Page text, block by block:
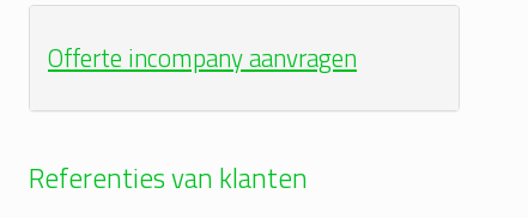
Offerte incompany aanvragen
Referenties van klanten